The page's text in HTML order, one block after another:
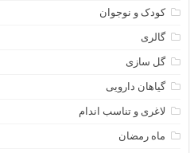
کودک و نوجوان
گالری
گل سازی
گیاهان دارویی
لاغری و تناسب اندام
ماه رمضان